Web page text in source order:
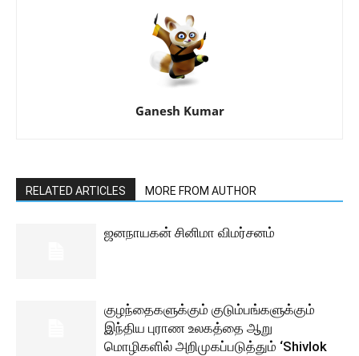
Ganesh Kumar
RELATED ARTICLES MORE FROM AUTHOR
ஜனநாயகன் சினிமா விமர்சனம்
குழந்தைகளுக்கும் குடும்பங்களுக்கும்
இந்திய புராண உலகத்தை ஆறு
மொழிகளில் அறிமுகப்படுத்தும் ‘Shivlok